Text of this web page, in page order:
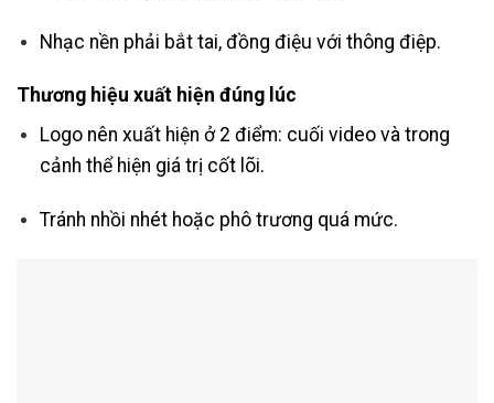
Nhạc nền phải bắt tai, đồng điệu với thông điệp.
Thương hiệu xuất hiện đúng lúc
Logo nên xuất hiện ở 2 điểm: cuối video và trong
cảnh thể hiện giá trị cốt lõi.
Tránh nhồi nhét hoặc phô trương quá mức.